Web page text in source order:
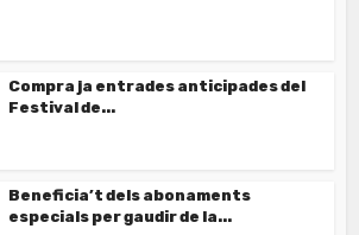
Compra ja entrades anticipades del
Festival de...
Beneficia’t dels abonaments
especials per gaudir de la...